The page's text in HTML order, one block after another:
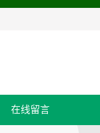
在线留言